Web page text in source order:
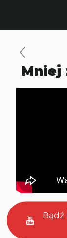
Mniej
Bądź